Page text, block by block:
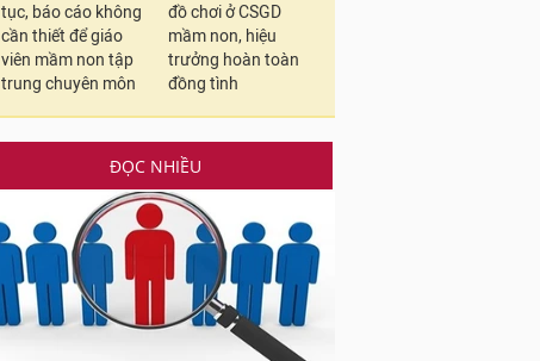
tục, báo cáo không
cần thiết để giáo
viên mầm non tập
trung chuyên môn
đồ chơi ở CSGD
mầm non, hiệu
trưởng hoàn toàn
đồng tình
ĐỌC NHIỀU